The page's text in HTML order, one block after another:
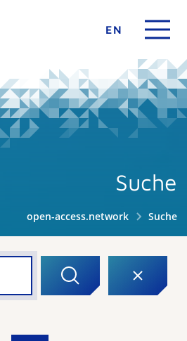
EN
Suche
open-access.network Suche